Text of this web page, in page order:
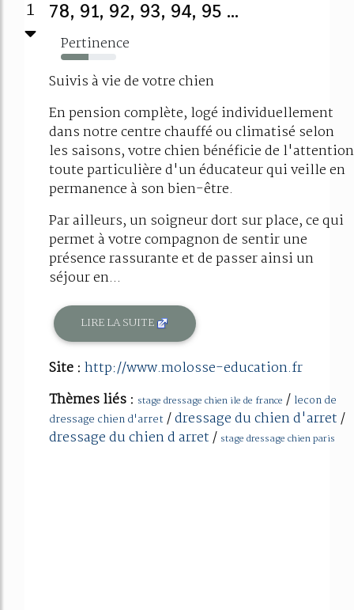
1
78, 91, 92, 93, 94, 95 ...
Pertinence
50%
Suivis à vie de votre chien
En pension complète, logé individuellement
dans notre centre chauffé ou climatisé selon
les saisons, votre chien bénéficie de l'attention
toute particulière d'un éducateur qui veille en
permanence à son bien-être.
Par ailleurs, un soigneur dort sur place, ce qui
permet à votre compagnon de sentir une
présence rassurante et de passer ainsi un
séjour en...
LIRE LA SUITE
Site : http://www.molosse-education.fr
Thèmes liés : stage dressage chien ile de france / lecon de
dressage chien d'arret /dressage du chien d'arret/
dressage du chien d arret/ stage dressage chien paris